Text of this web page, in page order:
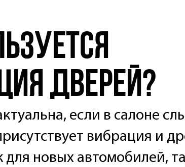
дверей?
если в салоне
вибрация и
для новых автомобилей,